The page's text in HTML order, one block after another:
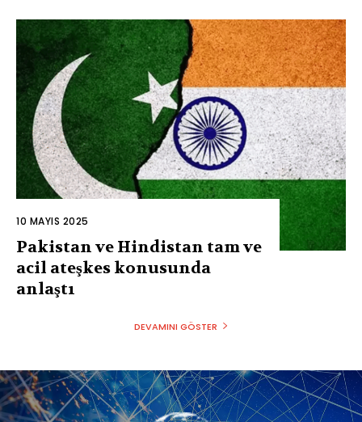
10 MAYIS 2025
Pakistan ve Hindistan tam ve
acil ateşkes konusunda
anlaştı
DEVAMINI GÖSTER